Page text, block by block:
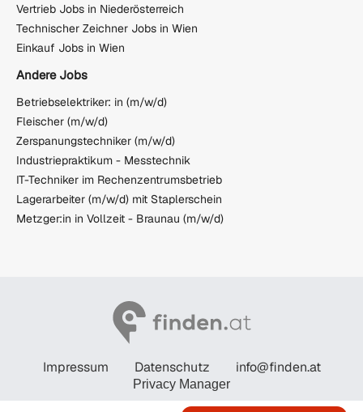
Vertrieb Jobs in Niederösterreich
Technischer Zeichner Jobs in Wien
Einkauf Jobs in Wien
Andere Jobs
Betriebselektriker: in (m/w/d)
Fleischer (m/w/d)
Zerspanungstechniker (m/w/d)
Industriepraktikum - Messtechnik
IT-Techniker im Rechenzentrumsbetrieb
Lagerarbeiter (m/w/d) mit Staplerschein
Metzger:in in Vollzeit - Braunau (m/w/d)
Impressum Datenschutz info@finden.at
Privacy Manager